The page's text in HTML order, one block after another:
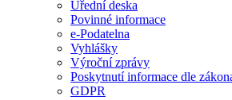
Úřední deska
Povinné informace
e-Podatelna
Vyhlášky
Výroční zprávy
Poskytnutí informace dle
GDPR